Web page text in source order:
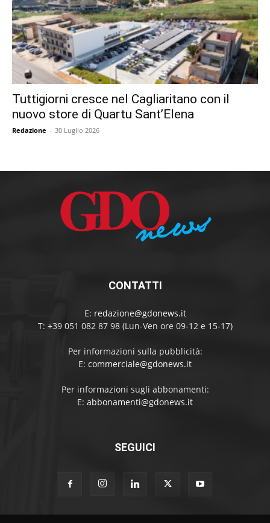
Tuttigiorni cresce nel Cagliaritano con il
nuovo store di Quartu Sant’Elena
Redazione - 30 Luglio 2026
CONTATTI
E: redazione@gdonews.it
T: +39 051 082 87 98 (Lun-Ven ore 09-12 e 15-17)
Per informazioni sulla pubblicità:
E: commerciale@gdonews.it
Per informazioni sugli abbonamenti:
E: abbonamenti@gdonews.it
SEGUICI